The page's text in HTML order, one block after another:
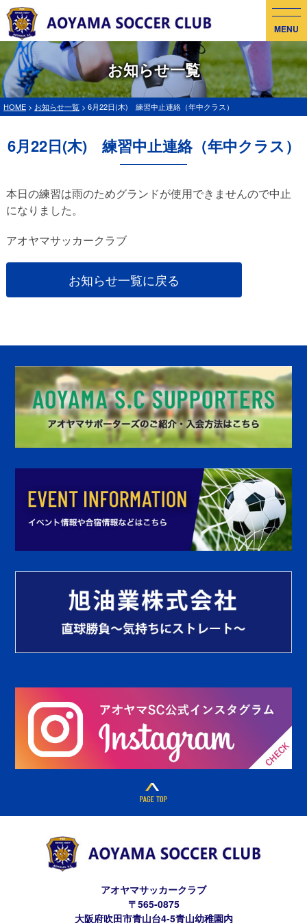
MENU
お知らせ一覧
HOME > お知らせ一覧 > 6月22日(木) 練習中止連絡（年中クラス）
6月22日(木) 練習中止連絡（年中クラス）
本日の練習は雨のためグランドが使用できませんので中止
になりました。
アオヤマサッカークラブ
お知らせ一覧に戻る
アオヤマサッカークラブ
〒565-0875
大阪府吹田市青山台4-5青山幼稚園内